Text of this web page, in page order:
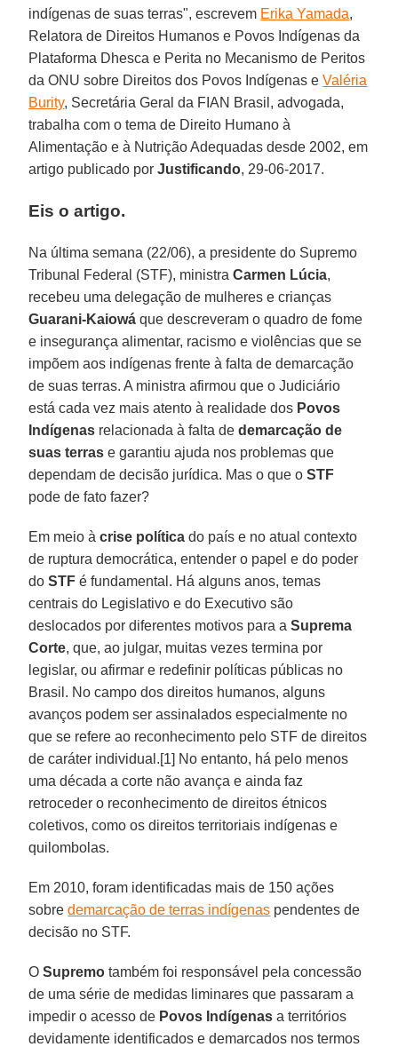
indígenas de suas terras", escrevem Erika Yamada,
Relatora de Direitos Humanos e Povos Indígenas da
Plataforma Dhesca e Perita no Mecanismo de Peritos
da ONU sobre Direitos dos Povos Indígenas eValéria
Burity, Secretária Geral da FIAN Brasil, advogada,
trabalha com o tema de Direito Humano à
Alimentação e à Nutrição Adequadas desde 2002, em
artigo publicado porJustificando, 29-06-2017.
Eis o artigo.
Na última semana (22/06), a presidente do Supremo
Tribunal Federal (STF), ministraCarmen Lúcia,
recebeu uma delegação de mulheres e crianças
Guarani-Kaiowá que descreveram o quadro de fome
e insegurança alimentar, racismo e violências que se
impõem aos indígenas frente à falta de demarcação
de suas terras. A ministra afirmou que o Judiciário
está cada vez mais atento à realidade dos Povos
Indígenas relacionada à falta dedemarcação de
suas terras e garantiu ajuda nos problemas que
dependam de decisão jurídica. Mas o que oSTF
pode de fato fazer?
Em meio àcrise política do país e no atual contexto
de ruptura democrática, entender o papel e do poder
doSTF é fundamental. Há alguns anos, temas
centrais do Legislativo e do Executivo são
deslocados por diferentes motivos para aSuprema
Corte, que, ao julgar, muitas vezes termina por
legislar, ou afirmar e redefinir políticas públicas no
Brasil. No campo dos direitos humanos, alguns
avanços podem ser assinalados especialmente no
que se refere ao reconhecimento pelo STF de direitos
de caráter individual.[1] No entanto, há pelo menos
uma década a corte não avança e ainda faz
retroceder o reconhecimento de direitos étnicos
coletivos, como os direitos territoriais indígenas e
quilombolas.
Em 2010, foram identificadas mais de 150 ações
sobredemarcação de terras indígenas pendentes de
decisão no STF.
OSupremo também foi responsável pela concessão
de uma série de medidas liminares que passaram a
impedir o acesso de Povos Indígenas a territórios
devidamente identificados e demarcados nos termos